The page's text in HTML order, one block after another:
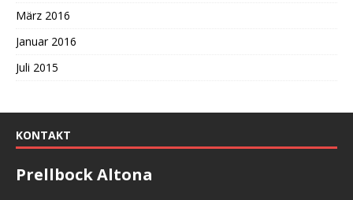
März 2016
Januar 2016
Juli 2015
KONTAKT
Prellbock Altona